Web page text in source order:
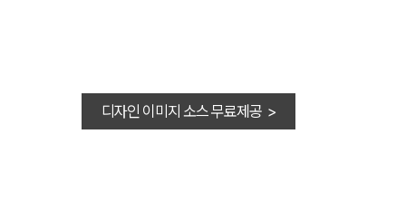
디자인 이미지 소스 무료제공 >